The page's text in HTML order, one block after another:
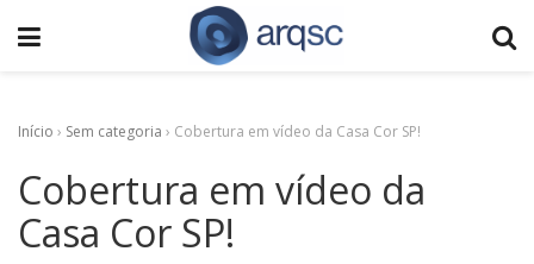
Início › Sem categoria › Cobertura em vídeo da Casa Cor SP!
Cobertura em vídeo da
Casa Cor SP!